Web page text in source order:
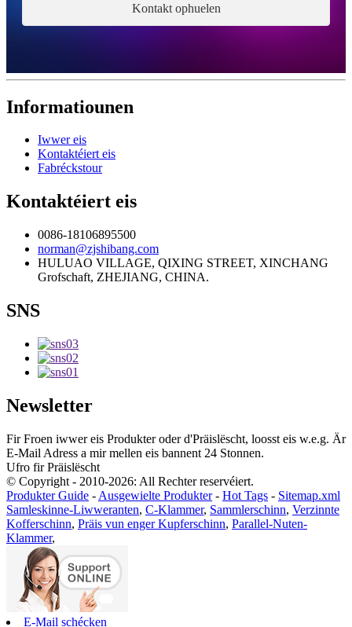
Kontakt ophuelen
Informatiounen
Iwwer eis
Kontaktéiert eis
Fabréckstour
Kontaktéiert eis
0086-18106895500
norman@zjshibang.com
HULUAO VILLAGE, QIXING STREET, XINCHANG
Grofschaft, ZHEJIANG, CHINA.
SNS
Newsletter
Fir Froen iwwer eis Produkter oder d'Präislëscht, loosst eis w.e.g. Är
E-Mail Adress a mir mellen eis bannent 24 Stonnen.
Ufro fir Präislëscht
© Copyright - 2010-2026: All Rechter reservéiert.
Produkter Guide - Ausgewielte Produkter- Hot Tags - Sitemap.xml
Samleskinne-Liwweranten, C-Klammer, Sammlerschinn, Verzinnte
Kofferschinn, Präis vun enger Kupferschinn, Parallel-Nuten-
Klammer,
E-Mail schécken